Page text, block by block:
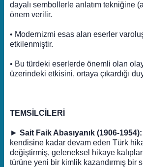
dayalı sembollerle anlatım tekniğine
önem verilir.
• Modernizmi esas alan eserler
etkilenmiştir.
• Bu türdeki eserlerde önemli olan
üzerindeki etkisini, ortaya çıkardığı
TEMSİLCİLERİ
► Sait Faik Abasıyanık (1906-1954):
kendisine kadar devam eden Türk
değiştirmiş, geleneksel hikaye
türüne yeni bir kimlik kazandırmış bir